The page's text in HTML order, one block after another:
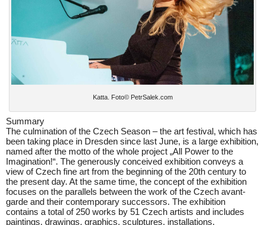
Katta. Foto© PetrSalek.com
Summary
The culmination of the Czech Season – the art festival, which has
been taking place in Dresden since last June, is a large exhibition,
named after the motto of the whole project „All Power to the
Imagination!“. The generously conceived exhibition conveys a
view of Czech fine art from the beginning of the 20th century to
the present day. At the same time, the concept of the exhibition
focuses on the parallels between the work of the Czech avant-
garde and their contemporary successors. The exhibition
contains a total of 250 works by 51 Czech artists and includes
paintings, drawings, graphics, sculptures, installations,